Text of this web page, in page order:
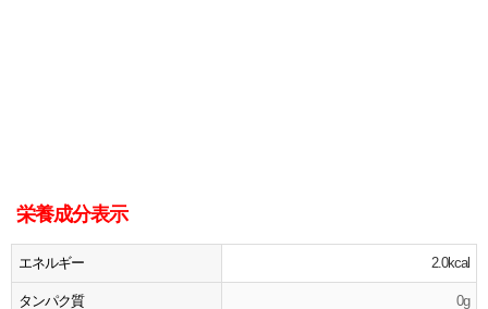
栄養成分表示
エネルギー 2.0kcal
タンパク質 0g